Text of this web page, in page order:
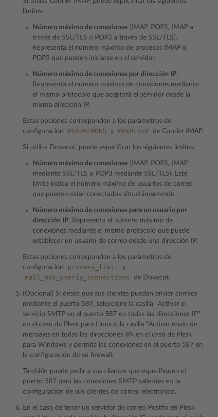
límites:
Número máximo de conexiones (IMAP, POP3, IMAP a
través de SSL/TLS o POP3 a través de SSL/TLS).
Representa el número máximo de procesos IMAP o
POP3 que pueden iniciarse en el servidor.
Número máximo de conexiones por dirección IP.
Representa el número máximo de conexiones mediante
el mismo protocolo que aceptará el servidor desde la
misma dirección IP.
Estas opciones corresponden a los parámetros de
configuración
MAXDAEMONS y MAXPERIP de Courier IMAP.
Si utiliza Dovecot, puede especificar los siguientes límites:
Número máximo de conexiones (IMAP, POP3, IMAP
mediante SSL/TLS o POP3 mediante SSL/TLS). Este
límite indica el número máximo de usuarios de correo
que pueden estar conectados simultáneamente.
Número máximo de conexiones para un usuario por
dirección IP. Representa el número máximo de
conexiones mediante el mismo protocolo que puede
establecer un usuario de correo desde una dirección IP.
Estas opciones corresponden a los parámetros de
configuración
process_limit y
mail_max_userip_connections de Dovecot.
(Opcional) Si desea que sus clientes puedan enviar correos
mediante el puerto 587, seleccione la casilla “Activar el
servicio SMTP en el puerto 587 en todas las direcciones IP”
en el caso de Plesk para Linux o la casilla “Activar envío de
mensajes en todas las direcciones IP» en el caso de Plesk
para Windows y permita las conexiones en el puerto 587 en
la configuración de su firewall.
También puede pedir a sus clientes que especifiquen el
puerto 587 para las conexiones SMTP salientes en la
configuración de sus clientes de correo electrónico.
En el caso de tener un servidor de correo Postfix en Plesk